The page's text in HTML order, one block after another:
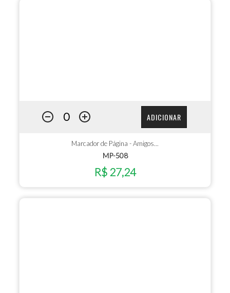
ADICIONAR
Marcador de Página - Amigos...
MP-508
R$ 27,24